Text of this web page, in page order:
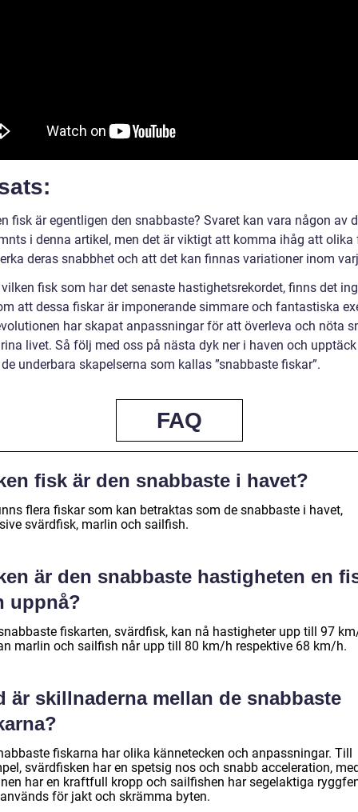
fisk är egentligen den snabbaste? Svaret kan vara någon av
i denna artikel, men det är viktigt att komma ihåg att olika
deras snabbhet och att det kan finnas variationer inom
fisk som har det senaste hastighetsrekordet, finns det
att dessa fiskar är imponerande simmare och fantastiska
har skapat anpassningar för att överleva och nöta
livet. Så följ med oss på nästa dyk ner i haven och
underbara skapelserna som kallas ”snabbaste fiskar”.
FAQ
fisk är den snabbaste i havet?
flera fiskar som kan betraktas som de snabbaste i havet,
svärdfisk, marlin och sailfish.
är den snabbaste hastigheten en
uppnå?
fiskarten, svärdfisk, kan nå hastigheter upp till 97
marlin och sailfish når upp till 80 km/h respektive 68 km/h.
är skillnaderna mellan de snabbaste
fiskarna har olika kännetecken och anpassningar. Till
svärdfisken har en spetsig nos och snabb acceleration,
har en kraftfull kropp och sailfishen har segelaktiga
för jakt och skrämma byten.